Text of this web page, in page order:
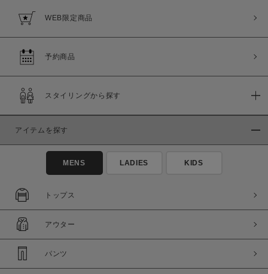
WEB限定商品
予約商品
スタイリングから探す
アイテムを探す
MENS LADIES KIDS
トップス
アウター
パンツ